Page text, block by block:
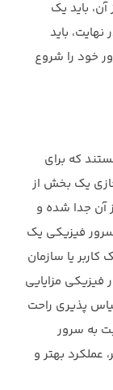
باید یک
باید
خود را شروع
که برای
یک بخش از
آن جدا شده و
فیزیکی یک
یا سازمان
مزایایی
پذیری راحت
به سرور
عملکرد بهتر و